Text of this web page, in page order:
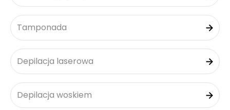
Tamponada
Depilacja laserowa
Depilacja woskiem